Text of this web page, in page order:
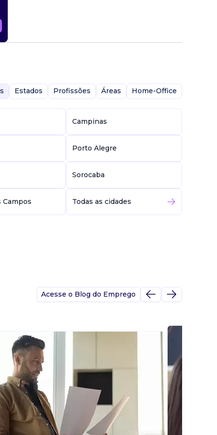
Estados Profissões Áreas Home-Office
Campinas
Porto Alegre
Sorocaba
Campos Todas as cidades
Acesse o Blog do Emprego